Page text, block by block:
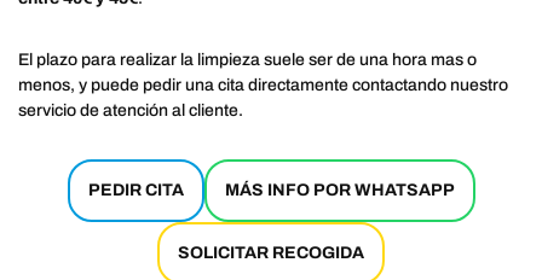
El plazo para realizar la limpieza suele ser de una hora mas o
menos, y puede pedir una cita directamente contactando nuestro
servicio de atención al cliente.
PEDIR CITA MÁS INFO POR WHATSAPP
SOLICITAR RECOGIDA